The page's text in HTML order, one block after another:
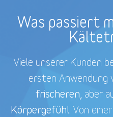
Was passiert
Viele unserer Kunden
ersten Anwendung
frischeren, aber
Körpergefühl. Von einer